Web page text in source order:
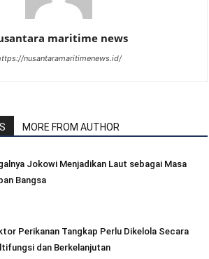
maritime news
nusantaramaritimenews.id/
MORE FROM AUTHOR
Jokowi Menjadikan Laut sebagai Masa
Bangsa
Perikanan Tangkap Perlu Dikelola Secara
dan Berkelanjutan